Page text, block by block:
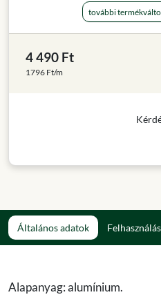
további
4 490 Ft
1796 Ft/m
Általános adatok Felhasználás
Alapanyag: alumínium.